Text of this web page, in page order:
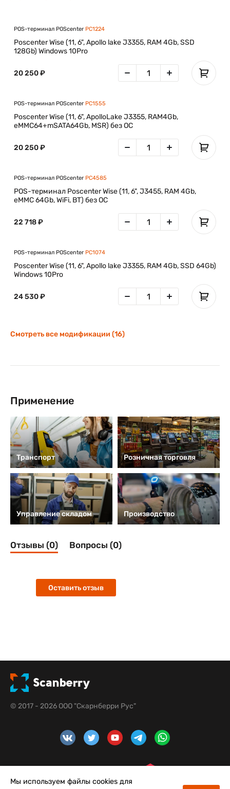
POS-терминал POScenter PC1224
Poscenter Wise (11, 6", Apollo lake J3355, RAM 4Gb, SSD
128Gb) Windows 10Pro
20 250 ₽
POS-терминал POScenter PC1555
Poscenter Wise (11, 6", ApolloLake J3355, RAM4Gb,
eMMC64+mSATA64Gb, MSR) без ОС
20 250 ₽
POS-терминал POScenter PC4585
POS-терминал Poscenter Wise (11, 6", J3455, RAM 4Gb,
eMMC 64Gb, WiFi, BT) без ОС
22 718 ₽
POS-терминал POScenter PC1074
Poscenter Wise (11, 6", Apollo lake J3355, RAM 4Gb, SSD 64Gb)
Windows 10Pro
24 530 ₽
Смотреть все модификации (16)
Применение
Транспорт Розничная торговля
Управление складом Производство
Отзывы (0) Вопросы (0)
Оставить отзыв
© 2017 - 2026 ООО "Скарнберри Рус"
Мы используем файлы cookies для